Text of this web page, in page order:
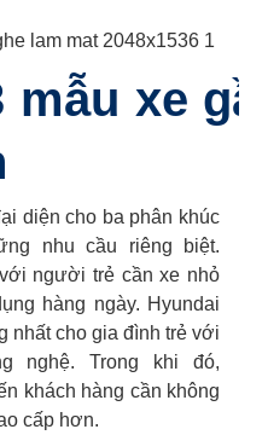
mẫu xe
diện cho ba phân khúc
nhu cầu riêng biệt.
người trẻ cần xe nhỏ
hàng ngày. Hyundai
nhất cho gia đình trẻ với
nghệ. Trong khi đó,
khách hàng cần không
cấp hơn.